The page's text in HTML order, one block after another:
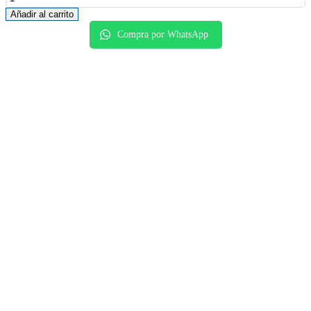
Añadir al carrito
Compra por WhatsApp